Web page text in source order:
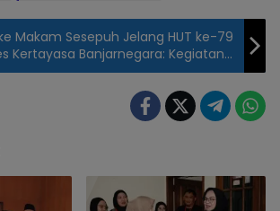
Makam Sesepuh Jelang HUT ke-79
Kertayasa Banjarnegara: Kegiatan
Tahun